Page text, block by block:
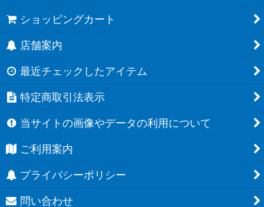
ショッピングカート
店舗案内
最近チェックしたアイテム
特定商取引法表示
当サイトの画像やデータの利用について
ご利用案内
プライバシーポリシー
問い合わせ